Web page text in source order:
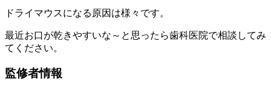
ドライマウスになる原因は様々です。
最近お口が乾きやすいな～と思ったら歯科医院で相談してみ
てください。
監修者情報